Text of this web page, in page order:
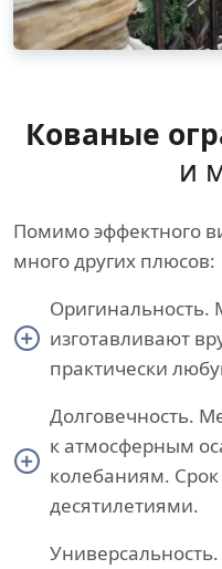
Кованые
и
Помимо эффектного
много других плюсов:
Оригинальность.
изготавливают
практически
Долговечность.
к атмосферным
колебаниям.
десятилетиями.